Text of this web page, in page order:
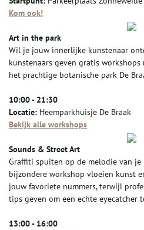
Kom ook!
Art in the park
Wil je jouw innerlijke kunstenaar
kunstenaars geven gratis
het prachtige botanische park De
10:00 - 21:30
Locatie: Heemparkhuisje De Braak
Bekijk alle workshops
Sounds & Street Art
Graffiti spuiten op de melodie van
bijzondere workshop vloeien kunst
jouw favoriete nummers, terwijl
tips geven om een echte eyecatcher
13:00 - 16:00